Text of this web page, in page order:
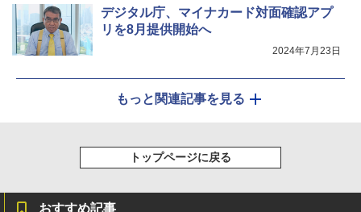
デジタル庁、マイナカード対面確認アプ
リを8月提供開始へ
2024年7月23日
もっと関連記事を見る
トップページに戻る
おすすめ記事